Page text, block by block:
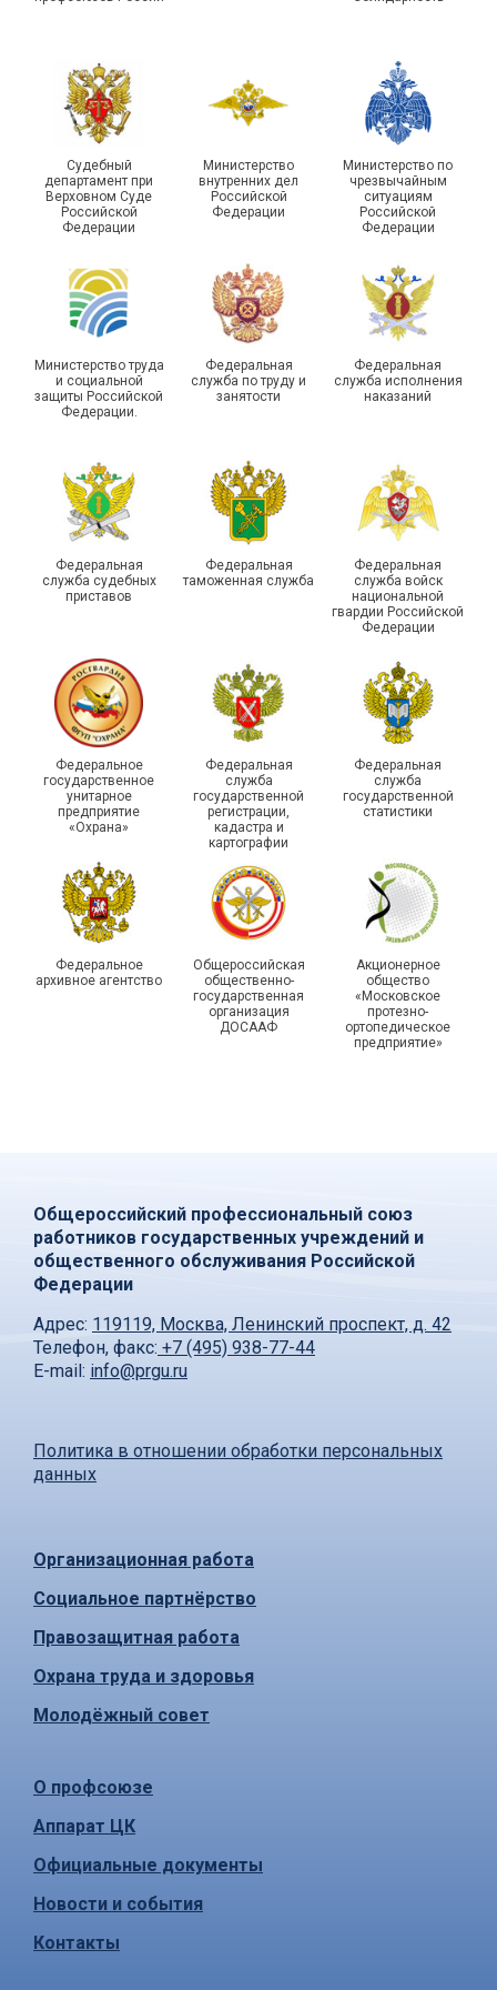
Чествование ветеранов
боевых действий
Самарской области
Подписано соглашение с
области
Единство традиций и сила
организаций ГУФСИН
России по Пермскому
краю приняли участие в
туристическом слете
215-й юбилей
государственной
статистики отметили в
Республике Саха (Якутия)
Храбрым детям – добрые
подарки
Судебный
департамент при
Верховном Суде
Российской
Федерации
Министерство
внутренних дел
Российской
Федерации
Министерство по
чрезвычайным
ситуациям
Российской
Федерации
Министерство труда
и социальной
защиты Российской
Федерации.
Федеральная
служба по труду и
занятости
Федеральная
служба исполнения
наказаний
Федеральная
служба судебных
приставов
Федеральная
таможенная служба
Федеральная
служба войск
национальной
гвардии Российской
Федерации
Федеральное
государственное
унитарное
предприятие
«Охрана»
Федеральная
служба
государственной
регистрации,
кадастра и
картографии
Федеральная
служба
государственной
статистики
Федеральное
архивное агентство
Общероссийская
общественно-
государственная
организация
ДОСААФ
Акционерное
общество
«Московское
протезно-
ортопедическое
предприятие»
Общероссийский профессиональный союз
работников государственных учреждений и
общественного обслуживания Российской
Федерации
Адрес: 119119, Москва, Ленинский проспект, д. 42
Телефон, факс: +7 (495) 938-77-44
E-mail: info@prgu.ru
Политика в отношении обработки персональных
данных
Организационная работа
Социальное партнёрство
Правозащитная работа
Охрана труда и здоровья
Молодёжный совет
О профсоюзе
Аппарат ЦК
Официальные документы
Новости и события
Контакты